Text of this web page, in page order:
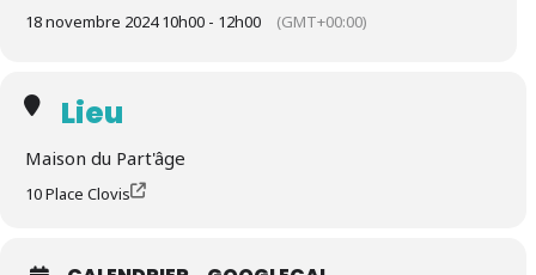
18 novembre 2024 10h00 - 12h00 (GMT+00:00)
Lieu
Maison du Part'âge
10 Place Clovis